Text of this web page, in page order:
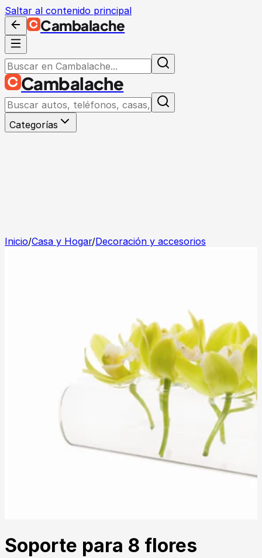
Saltar al contenido principal
Cambalache
Cambalache
Categorías
Inicio/Casa y Hogar/Decoración y accesorios
Soporte para 8 flores